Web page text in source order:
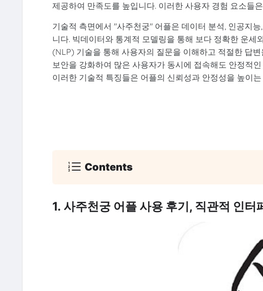
제공하여 만족도를 높입니다. 이러한 사용자 경험 요소들
기술적 측면에서 "사주천궁" 어플은 데이터 분석, 인공지
니다. 빅데이터와 통계적 모델링을 통해 보다 정확한 운세
(NLP) 기술을 통해 사용자의 질문을 이해하고 적절한 답
보안을 강화하여 많은 사용자가 동시에 접속해도 안정적
이러한 기술적 특징들은 어플의 신뢰성과 안정성을 높이
Contents
1. 사주천궁 어플 사용 후기, 직관적 인터